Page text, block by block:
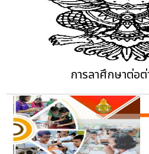
การลาศึกษาต่อต่